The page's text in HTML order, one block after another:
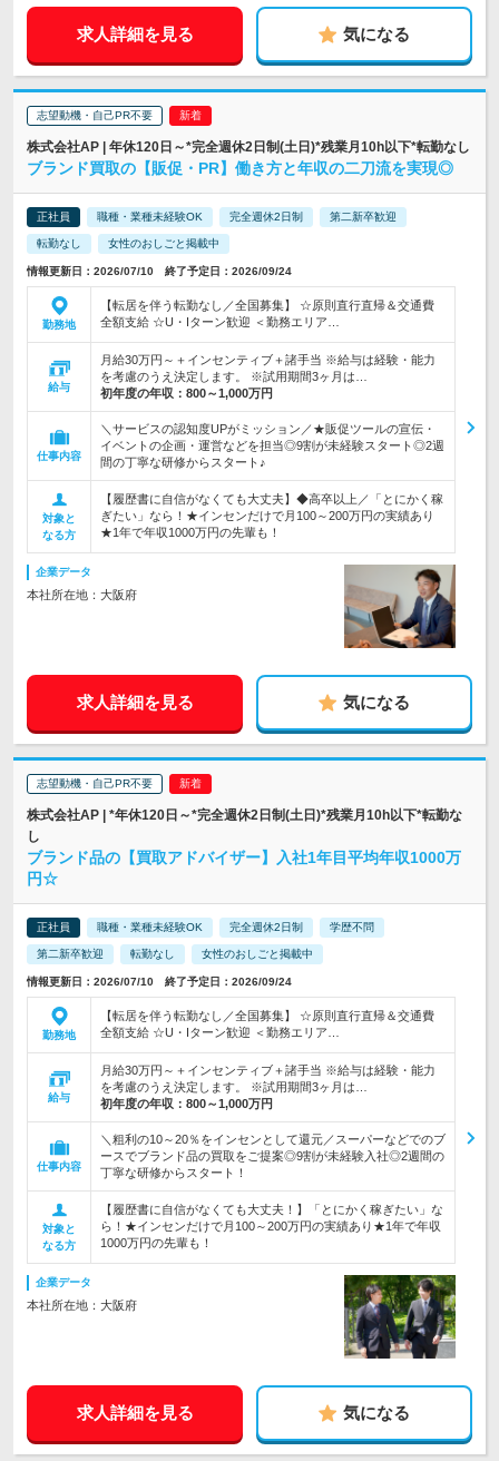
求人詳細を見る 気になる
志望動機・自己PR不要
株式会社AP | 年休120日～*完全週休2日制(土日)*残業月10h以下*転勤なし
ブランド買取の【販促・PR】働き方と年収の二刀流を実現◎
正社員 職種・業種未経験OK 完全週休2日制 第二新卒歓迎
転勤なし 女性のおしごと掲載中
情報更新日：2026/07/10 終了予定日：2026/09/24
勤務地
【転居を伴う転勤なし／全国募集】 ☆原則直行直帰＆交通費
全額支給 ☆U・Iターン歓迎 ＜勤務エリア…
給与
月給30万円～＋インセンティブ＋諸手当 ※給与は経験・能力
を考慮のうえ決定します。 ※試用期間3ヶ月は…
初年度の年収： 800～1,000万円
仕事内容
＼サービスの認知度UPがミッション／★販促ツールの宣伝・
イベントの企画・運営などを担当◎9割が未経験スタート◎2週
間の丁寧な研修からスタート♪
対象と
なる方
【履歴書に自信がなくても大丈夫】◆高卒以上／「とにかく稼
ぎたい」なら！★インセンだけで月100～200万円の実績あり
★1年で年収1000万円の先輩も！
企業データ
本社所在地：大阪府
求人詳細を見る 気になる
志望動機・自己PR不要
株式会社AP | *年休120日～*完全週休2日制(土日)*残業月10h以下*転勤な
し
ブランド品の【買取アドバイザー】入社1年目平均年収1000万
円☆
正社員 職種・業種未経験OK 完全週休2日制 学歴不問
第二新卒歓迎 転勤なし 女性のおしごと掲載中
情報更新日：2026/07/10 終了予定日：2026/09/24
勤務地
【転居を伴う転勤なし／全国募集】 ☆原則直行直帰＆交通費
全額支給 ☆U・Iターン歓迎 ＜勤務エリア…
給与
月給30万円～＋インセンティブ＋諸手当 ※給与は経験・能力
を考慮のうえ決定します。 ※試用期間3ヶ月は…
初年度の年収： 800～1,000万円
仕事内容
＼粗利の10～20％をインセンとして還元／スーパーなどでのブ
ースでブランド品の買取をご提案◎9割が未経験入社◎2週間の
丁寧な研修からスタート！
対象と
なる方
【履歴書に自信がなくても大丈夫！】「とにかく稼ぎたい」な
ら！★インセンだけで月100～200万円の実績あり★1年で年収
1000万円の先輩も！
企業データ
本社所在地：大阪府
求人詳細を見る 気になる